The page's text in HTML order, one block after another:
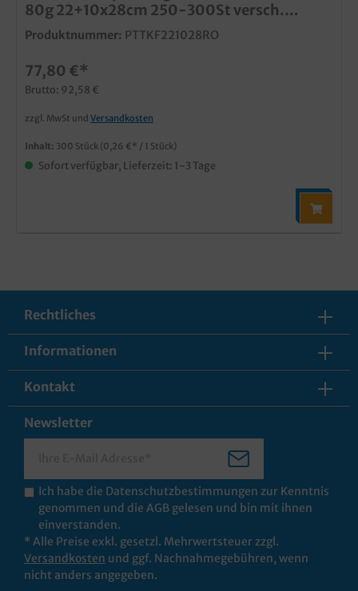
80g 22+10x28cm 250-300St versch.
Farben
Produktnummer: PTTKF221028RO
77,80 €*
Brutto: 92,58 €
zzgl. MwSt und Versandkosten
Inhalt: 300 Stück (0,26 €* / 1 Stück)
Sofort verfügbar, Lieferzeit: 1-3 Tage
Rechtliches
Informationen
Kontakt
Newsletter
Ich habe die Datenschutzbestimmungen zur Kenntnis
genommen und die AGB gelesen und bin mit ihnen
einverstanden.
* Alle Preise exkl. gesetzl. Mehrwertsteuer zzgl.
Versandkosten und ggf. Nachnahmegebühren, wenn
nicht anders angegeben.